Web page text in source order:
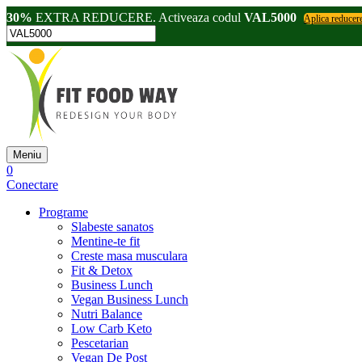
30% EXTRA REDUCERE. Activeaza codul VAL5000 Aplica
Meniu
0
Conectare
Programe
Slabeste sanatos
Mentine-te fit
Creste masa musculara
Fit & Detox
Business Lunch
Vegan Business Lunch
Nutri Balance
Low Carb Keto
Pescetarian
Vegan De Post